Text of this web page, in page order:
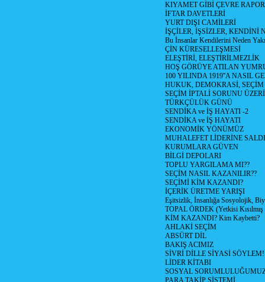
KIYAMET GİBİ ÇEVRE
İFTAR DAVETLERİ
YURT DIŞI CAMİLERİ
İŞÇİLER, İŞSİZLER, KENDİNİ
Bu İnsanlar Kendilerini Neden
ÇİN KÜRESELLEŞMESİ
ELEŞTİRİ, ELEŞTİRİLMEZLİK
HOŞ GÖRÜYE ATILAN
100 YILINDA 1919''A NASIL
HUKUK, DEMOKRASİ, SEÇİM
SEÇİM İPTALİ SORUNU
TÜRKÇÜLÜK GÜNÜ
SENDİKA ve İŞ HAYATI -2
SENDİKA ve İŞ HAYATI
EKONOMİK YÖNÜMÜZ
MUHALEFET LİDERİNE
KURUMLARA GÜVEN
BİLGİ DEPOLARI
TOPLU YARGILAMA MI??
SEÇİM NASIL KAZANILIR??
SEÇİMİ KİM KAZANDI?
İÇERİK ÜRETME YARIŞI
Eşitsizlik, İnsanlığa Sosyolojik,
TOPAL ÖRDEK (Yetkisi
KİM KAZANDI? Kim Kaybetti?
AHLAKİ SEÇİM
ABSÜRT DİL
BAKIŞ ACIMIZ
SİVRİ DİLLE SİYASİ
LİDER KİTABI
SOSYAL
PARA TAKİP SİSTEMİ